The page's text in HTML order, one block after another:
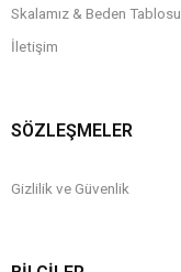
Skalamız & Beden Tablosu
İletişim
SÖZLEŞMELER
Gizlilik ve Güvenlik